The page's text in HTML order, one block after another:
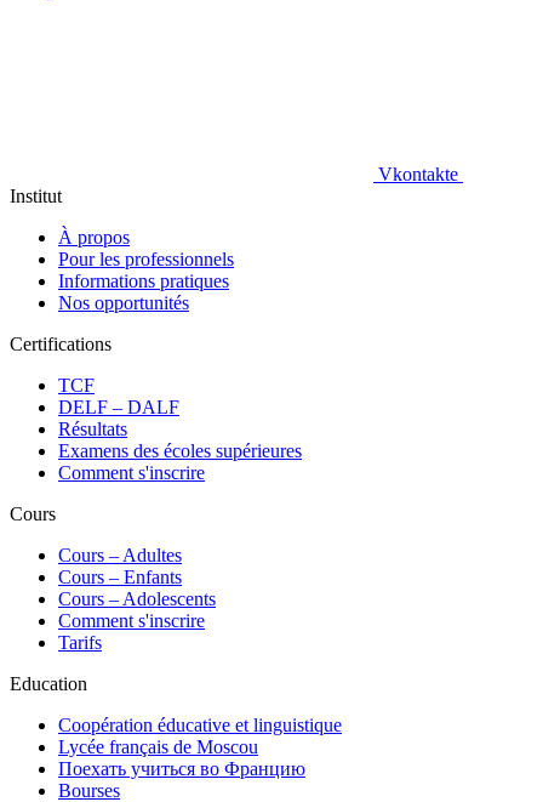
Vkontakte
Institut
À propos
Pour les professionnels
Informations pratiques
Nos opportunités
Certifications
TCF
DELF – DALF
Résultats
Examens des écoles supérieures
Comment s'inscrire
Cours
Сours – Adultes
Cours – Enfants
Cours – Adolescents
Comment s'inscrire
Tarifs
Education
Coopération éducative et linguistique
Lycée français de Moscou
Поехать учиться во Францию
Bourses